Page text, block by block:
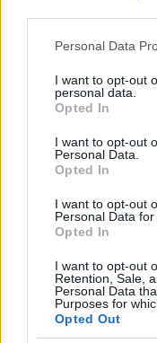
Please note that this
not limited to your
grant or deny
use your data for
consent section.
Personal Data
I want to opt-out
personal data.
Opted In
I want to opt-out
Personal Data.
Opted In
I want to opt-out
Personal Data for
Opted In
I want to opt-out
Retention, Sale,
Personal Data
Purposes for
Opted Out
„Sok év munkája
Ostrava esetében
bookolva a
bekövetkezzen–de
az
eredményezte,
várt minket a
megtiszteltetés és
The Parazol,
fesztiválon
megnézhet és